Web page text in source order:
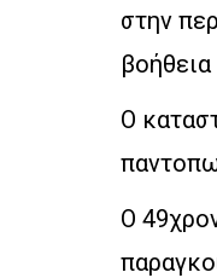
στην
Ο
Ο